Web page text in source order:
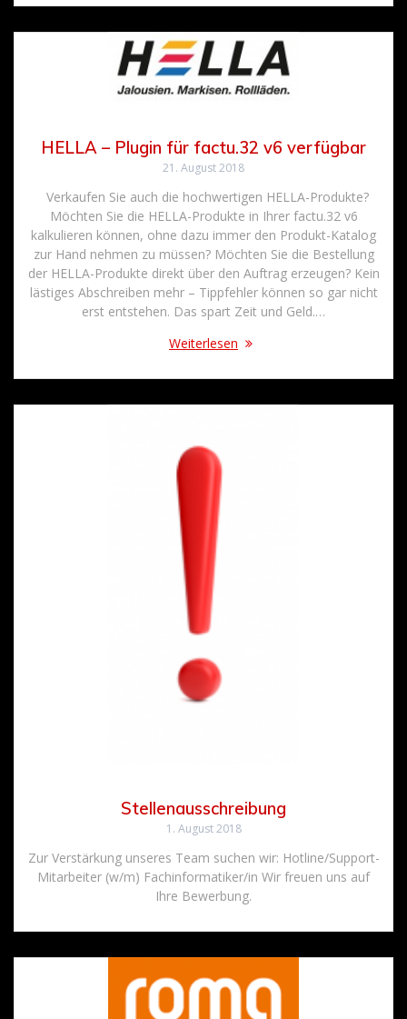
HELLA – Plugin für factu.32 v6 verfügbar
21. August 2018
Verkaufen Sie auch die hochwertigen HELLA-Produkte?
Möchten Sie die HELLA-Produkte in Ihrer factu.32 v6
kalkulieren können, ohne dazu immer den Produkt-Katalog
zur Hand nehmen zu müssen? Möchten Sie die Bestellung
der HELLA-Produkte direkt über den Auftrag erzeugen? Kein
lästiges Abschreiben mehr – Tippfehler können so gar nicht
erst entstehen. Das spart Zeit und Geld.…
Weiterlesen
Stellenausschreibung
1. August 2018
Zur Verstärkung unseres Team suchen wir: Hotline/Support-
Mitarbeiter (w/m) Fachinformatiker/in Wir freuen uns auf
Ihre Bewerbung.